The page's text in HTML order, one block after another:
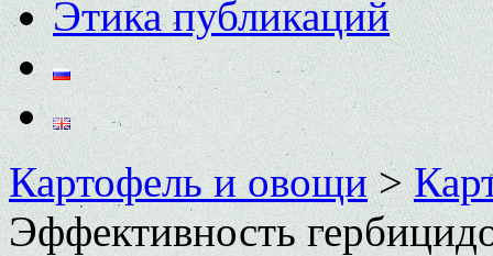
Этика публикаций
Картофель и овощи>
Эффективность